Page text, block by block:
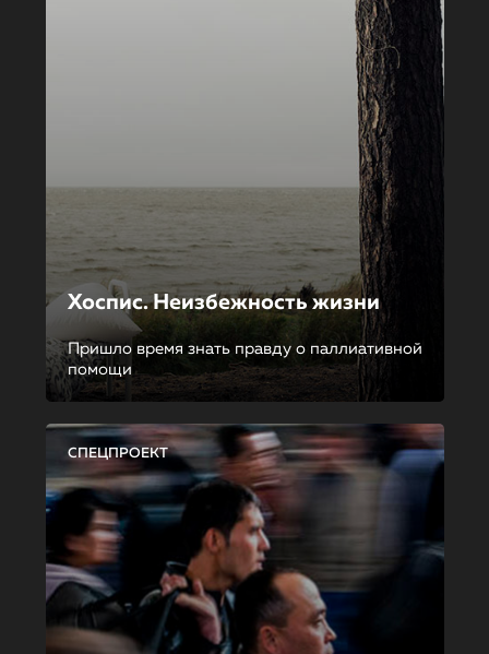
Хоспис. Неизбежность жизни
Пришло время знать правду о паллиативной
помощи
СПЕЦПРОЕКТ